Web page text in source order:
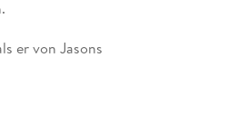
er von Jasons
erfüllt Jason dort Kyle einen